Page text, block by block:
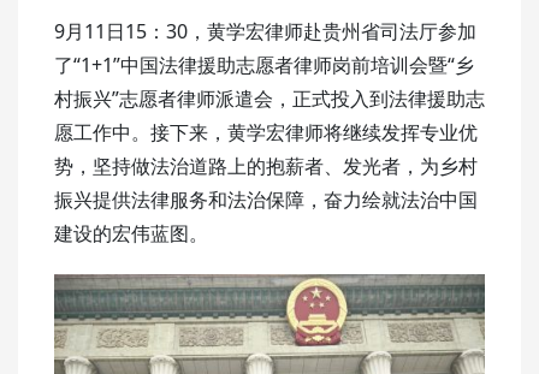
9月11日15：30，黄学宏律师赴贵州省司法厅参加
了“1+1”中国法律援助志愿者律师岗前培训会暨“乡
村振兴”志愿者律师派遣会，正式投入到法律援助志
愿工作中。接下来，黄学宏律师将继续发挥专业优
势，坚持做法治道路上的抱薪者、发光者，为乡村
振兴提供法律服务和法治保障，奋力绘就法治中国
建设的宏伟蓝图。